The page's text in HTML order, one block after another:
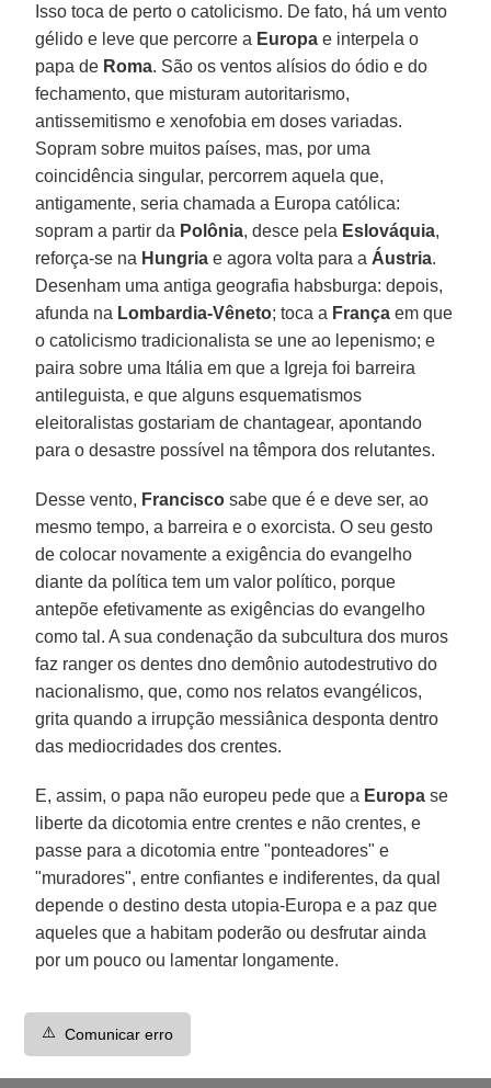
Isso toca de perto o catolicismo. De fato, há um vento
gélido e leve que percorre a Europa e interpela o
papa de Roma. São os ventos alísios do ódio e do
fechamento, que misturam autoritarismo,
antissemitismo e xenofobia em doses variadas.
Sopram sobre muitos países, mas, por uma
coincidência singular, percorrem aquela que,
antigamente, seria chamada a Europa católica:
sopram a partir da Polônia, desce pela Eslováquia,
reforça-se na Hungria e agora volta para a Áustria.
Desenham uma antiga geografia habsburga: depois,
afunda na Lombardia-Vêneto; toca a França em que
o catolicismo tradicionalista se une ao lepenismo; e
paira sobre uma Itália em que a Igreja foi barreira
antileguista, e que alguns esquematismos
eleitoralistas gostariam de chantagear, apontando
para o desastre possível na têmpora dos relutantes.
Desse vento, Francisco sabe que é e deve ser, ao
mesmo tempo, a barreira e o exorcista. O seu gesto
de colocar novamente a exigência do evangelho
diante da política tem um valor político, porque
antepõe efetivamente as exigências do evangelho
como tal. A sua condenação da subcultura dos muros
faz ranger os dentes dno demônio autodestrutivo do
nacionalismo, que, como nos relatos evangélicos,
grita quando a irrupção messiânica desponta dentro
das mediocridades dos crentes.
E, assim, o papa não europeu pede que a Europa se
liberte da dicotomia entre crentes e não crentes, e
passe para a dicotomia entre "ponteadores" e
"muradores", entre confiantes e indiferentes, da qual
depende o destino desta utopia-Europa e a paz que
aqueles que a habitam poderão ou desfrutar ainda
por um pouco ou lamentar longamente.
⚠️ Comunicar erro